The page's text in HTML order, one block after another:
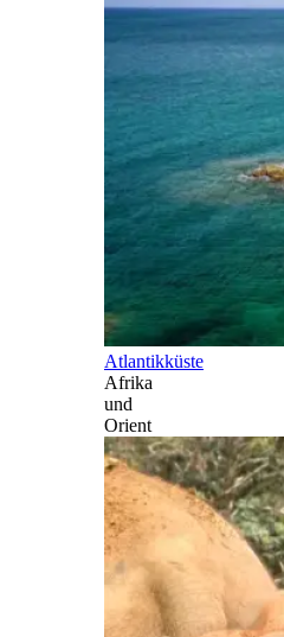
Atlantikküste
Afrika
und
Orient